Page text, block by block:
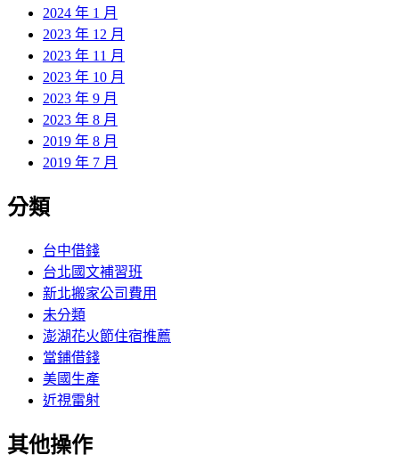
2024 年 1 月
2023 年 12 月
2023 年 11 月
2023 年 10 月
2023 年 9 月
2023 年 8 月
2019 年 8 月
2019 年 7 月
分類
台中借錢
台北國文補習班
新北搬家公司費用
未分類
澎湖花火節住宿推薦
當鋪借錢
美國生產
近視雷射
其他操作